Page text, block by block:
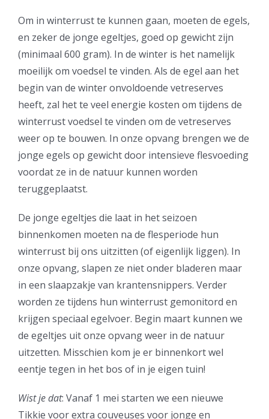
Om in winterrust te kunnen gaan, moeten de egels,
en zeker de jonge egeltjes, goed op gewicht zijn
(minimaal 600 gram). In de winter is het namelijk
moeilijk om voedsel te vinden. Als de egel aan het
begin van de winter onvoldoende vetreserves
heeft, zal het te veel energie kosten om tijdens de
winterrust voedsel te vinden om de vetreserves
weer op te bouwen. In onze opvang brengen we de
jonge egels op gewicht door intensieve flesvoeding
voordat ze in de natuur kunnen worden
teruggeplaatst.
De jonge egeltjes die laat in het seizoen
binnenkomen moeten na de flesperiode hun
winterrust bij ons uitzitten (of eigenlijk liggen). In
onze opvang, slapen ze niet onder bladeren maar
in een slaapzakje van krantensnippers. Verder
worden ze tijdens hun winterrust gemonitord en
krijgen speciaal egelvoer. Begin maart kunnen we
de egeltjes uit onze opvang weer in de natuur
uitzetten. Misschien kom je er binnenkort wel
eentje tegen in het bos of in je eigen tuin!
Wist je dat: Vanaf 1 mei starten we een nieuwe
Tikkie voor extra couveuses voor jonge en